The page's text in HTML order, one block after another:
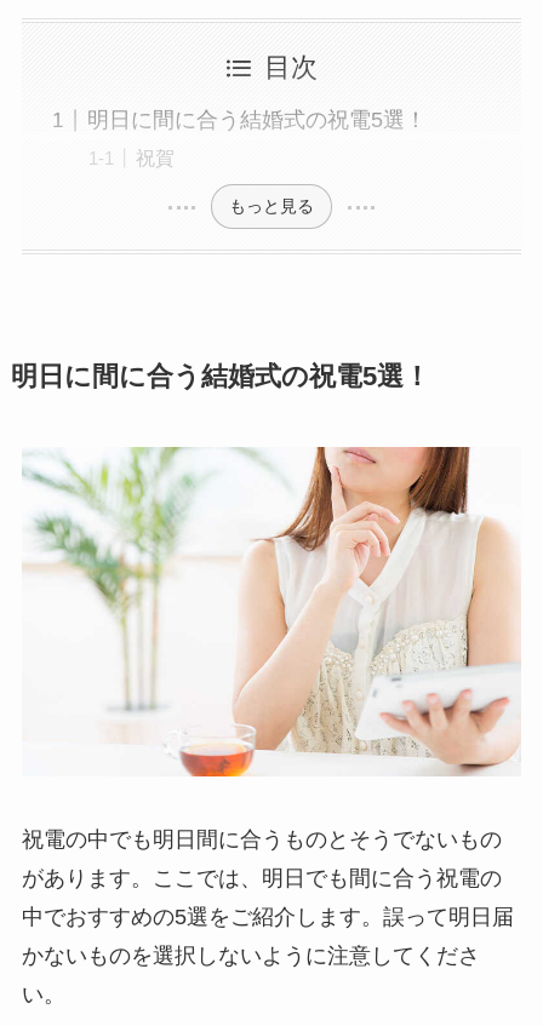
ベーシック
プリザーブドフラワー
越前和紙
西陣織物
和柄・和風
グレース･ベア
プレミアムギフト
カタログギフト
観葉植物
フラワー（生花）
目次
明日に間に合う結婚式の祝電5選！
祝賀
もっと見る
明日に間に合う結婚式の祝電5選！
祝電の中でも明日間に合うものとそうでないもの
があります。ここでは、明日でも間に合う祝電の
中でおすすめの5選をご紹介します。誤って明日届
かないものを選択しないように注意してくださ
い。